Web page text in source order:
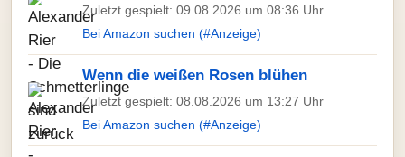
Zuletzt gespielt: 09.08.2026 um 08:36 Uhr
Bei Amazon suchen (#Anzeige)
Wenn die weißen Rosen blühen
Zuletzt gespielt: 08.08.2026 um 13:27 Uhr
Bei Amazon suchen (#Anzeige)